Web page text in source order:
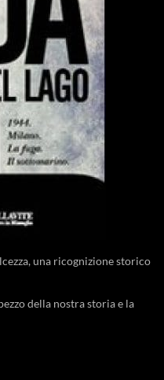
una ricognizione storico
della nostra storia e la